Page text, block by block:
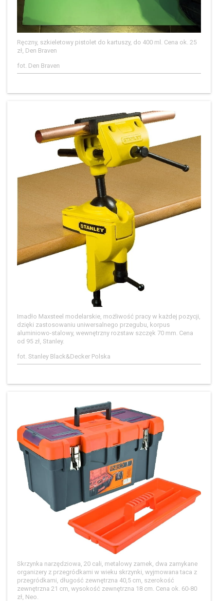
Ręczny, szkieletowy pistolet do kartuszy, do 400 ml. Cena ok. 25
zł, Den Braven
fot. Den Braven
Imadło Maxsteel modelarskie, możliwość pracy w każdej pozycji,
dzięki zastosowaniu uniwersalnego przegubu, korpus
aluminiowo-stalowy, wewnętrzny rozstaw szczęk 70 mm. Cena
od 95 zł, Stanley.
fot. Stanley Black&Decker Polska
Skrzynka narzędziowa, 20 cali, metalowy zamek, dwa zamykane
organizery z przegródkami w wieku skrzynki, wyjmowana taca z
przegródkami, długość zewnętrzna 40,5 cm, szerokość
zewnętrzna 21 cm, wysokość zewnętrzna 18 cm. Cena ok. 60-80
zł, Neo.